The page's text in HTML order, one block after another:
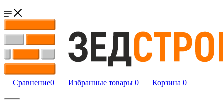
Сравнение0 Избранные товары 0 Корзина 0